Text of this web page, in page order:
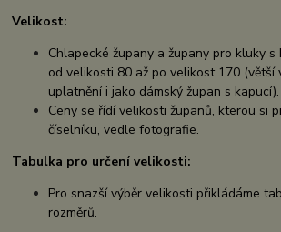
Velikost:
Chlapecké župany a župany pro kluky s
od velikosti 80 až po velikost 170 (větší
uplatnění i jako dámský župan s kapucí).
Ceny se řídí velikosti županů, kterou si
číselníku, vedle fotografie.
Tabulka pro určení velikosti:
Pro snazší výběr velikosti přikládáme
rozměrů.